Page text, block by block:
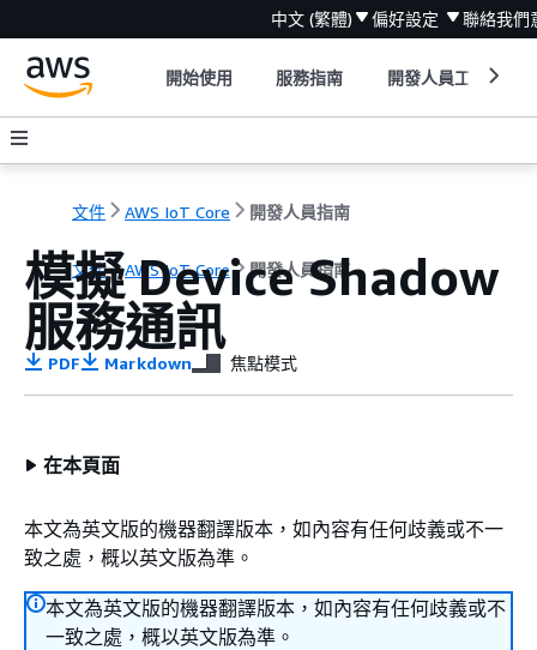
中文 (繁體) 偏好設定 聯絡我們
開始使用 服務指南 開發人員工具
文件 AWS IoT Core 開發人員指南
文件 AWS IoT Core 開發人員指南
模擬 Device Shadow
服務通訊
PDF Markdown 焦點模式
在本頁面
本文為英文版的機器翻譯版本，如內容有任何歧義或不一
致之處，概以英文版為準。
本文為英文版的機器翻譯版本，如內容有任何歧義或不
一致之處，概以英文版為準。